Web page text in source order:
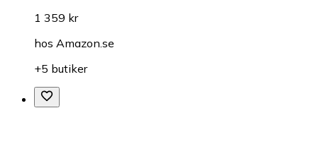
1 359 kr
hos Amazon.se
+5 butiker